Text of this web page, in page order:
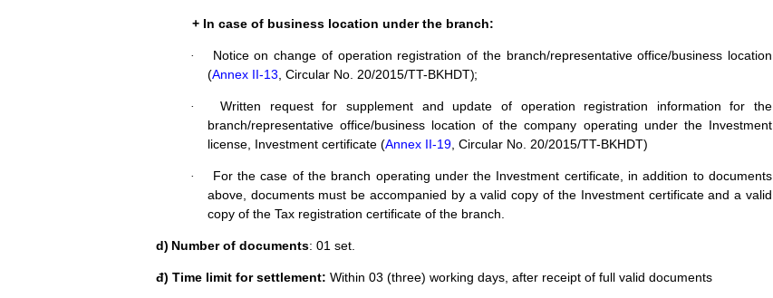
+ In case of business location under the branch:
· Notice on change of operation registration of the branch/representative office/business location
(Annex II-13 , Circular No. 20/2015/TT-BKHDT);
·
Written request for supplement and update of operation registration information for the
branch/representative office/business location of the company operating under theInvestment
license, Investment certificate (Annex II-19, Circular No. 20/2015/TT-BKHDT)
·
For the case of the branch operating under the Investment certificate, in addition to documents
above, documents must be accompanied by a valid copy of the Investment certificate and a valid
copy of the Tax registration certificate of the branch.
d) Number of documents: 01 set.
đ) Time limit for settlement: Within 03 (three) working days, after receipt of full valid documents